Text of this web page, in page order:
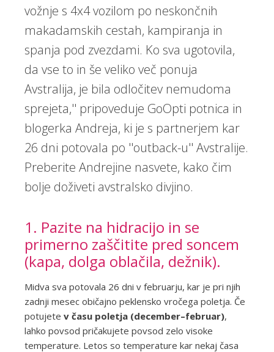
vožnje s 4x4 vozilom po neskončnih
makadamskih cestah, kampiranja in
spanja pod zvezdami. Ko sva ugotovila,
da vse to in še veliko več ponuja
Avstralija, je bila odločitev nemudoma
sprejeta,'' pripoveduje GoOpti potnica in
blogerka Andreja, ki je s partnerjem kar
26 dni potovala po ''outback-u'' Avstralije.
Preberite Andrejine nasvete, kako čim
bolje doživeti avstralsko divjino.
1. Pazite na hidracijo in se
primerno zaščitite pred soncem
(kapa, dolga oblačila, dežnik).
Midva sva potovala 26 dni v februarju, kar je pri njih
zadnji mesec običajno peklensko vročega poletja. Če
potujete v času poletja (december–februar),
lahko povsod pričakujete povsod zelo visoke
temperature. Letos so temperature kar nekaj časa